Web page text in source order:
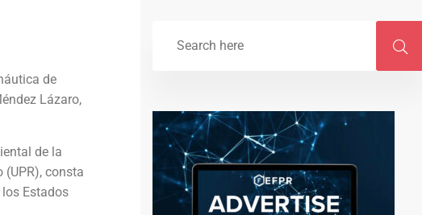
de
Lázaro,
de la
(UPR), consta
Estados